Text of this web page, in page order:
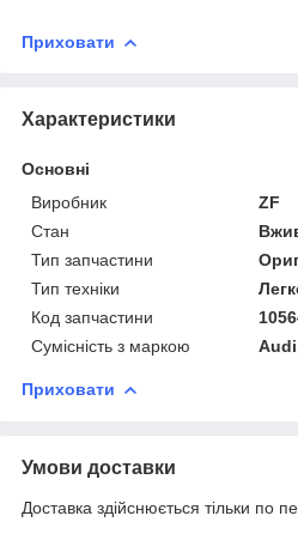
Приховати
Характеристики
Основні
Виробник
ZF
Стан
Тип запчастини
Тип техніки
Код запчастини
Сумісність з маркою
Приховати
Умови доставки
Доставка здійснюється тільки по